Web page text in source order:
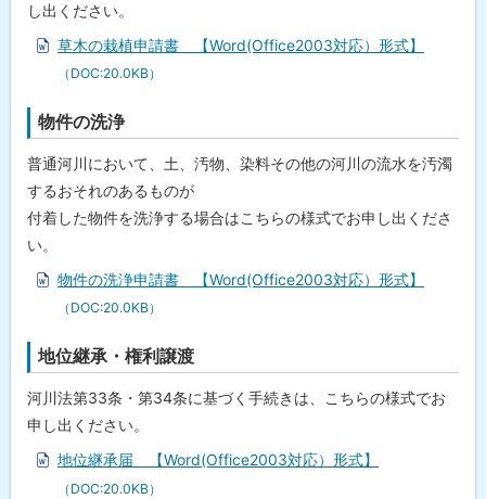
し出ください。
草木の栽植申請書 【Word(Office2003対応）形式】
（DOC:20.0KB）
物件の洗浄
普通河川において、土、汚物、染料その他の河川の流水を汚濁
するおそれのあるものが
付着した物件を洗浄する場合はこちらの様式でお申し出くださ
い。
物件の洗浄申請書 【Word(Office2003対応）形式】
（DOC:20.0KB）
地位継承・権利譲渡
河川法第33条・第34条に基づく手続きは、こちらの様式でお
申し出ください。
地位継承届 【Word(Office2003対応）形式】
（DOC:20.0KB）